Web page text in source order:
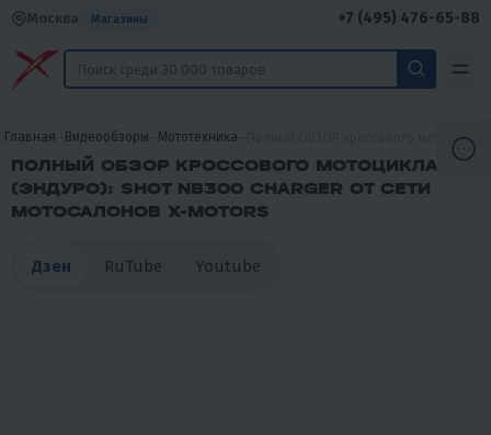
Москва Магазины +7 (495) 476-65-88
Главная Видеообзоры Мототехника Полный ОБЗОР кроссового мотоцикла
ПОЛНЫЙ ОБЗОР КРОССОВОГО МОТОЦИКЛА
(ЭНДУРО): SHOT NB300 CHARGER ОТ СЕТИ
МОТОСАЛОНОВ X-MOTORS
Дзен RuTube Youtube